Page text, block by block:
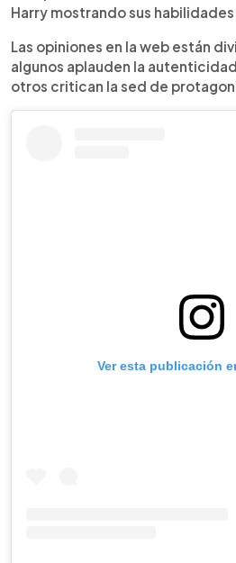
Harry mostrando sus
Las opiniones en la web están
algunos aplauden la
otros critican la sed de
Ver esta publicación